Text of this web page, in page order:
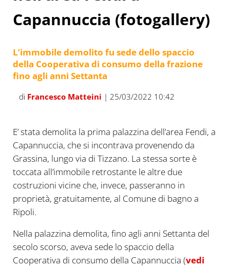
Capannuccia (fotogallery)
L’immobile demolito fu sede dello spaccio
della Cooperativa di consumo della frazione
fino agli anni Settanta
di Francesco Matteini | 25/03/2022 10:42
E’ stata demolita la prima palazzina dell’area Fendi, a
Capannuccia, che si incontrava provenendo da
Grassina, lungo via di Tizzano. La stessa sorte è
toccata all’immobile retrostante le altre due
costruzioni vicine che, invece, passeranno in
proprietà, gratuitamente, al Comune di bagno a
Ripoli.
Nella palazzina demolita, fino agli anni Settanta del
secolo scorso, aveva sede lo spaccio della
Cooperativa di consumo della Capannuccia (vedi